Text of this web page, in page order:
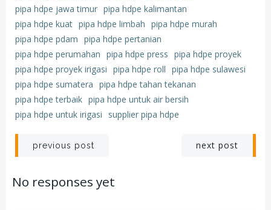
pipa hdpe jawa timur pipa hdpe kalimantan
pipa hdpe kuat pipa hdpe limbah pipa hdpe murah
pipa hdpe pdam pipa hdpe pertanian
pipa hdpe perumahan pipa hdpe press pipa hdpe proyek
pipa hdpe proyek irigasi pipa hdpe roll pipa hdpe sulawesi
pipa hdpe sumatera pipa hdpe tahan tekanan
pipa hdpe terbaik pipa hdpe untuk air bersih
pipa hdpe untuk irigasi
supplier pipa hdpe
Post
navigation
previous post next post
No responses yet